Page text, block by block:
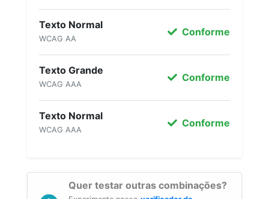
Texto Normal
WCAG AA
Conforme
Texto Grande
WCAG AAA
Conforme
Texto Normal
WCAG AAA
Conforme
Quer testar outras combinações?